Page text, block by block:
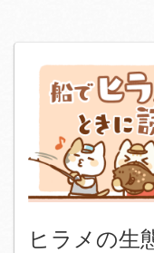
ヒラメの生